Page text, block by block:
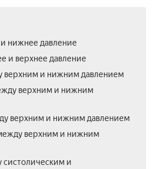
нижнее давление
и верхнее давление
верхним и нижним давлением
верхним и нижним
верхним и нижним давлением
верхним и нижним
и